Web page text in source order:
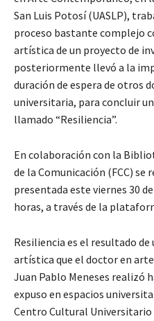
San Luis Potosí (UASLP),
proceso bastante complejo
artística de un proyecto de
posteriormente llevó a la
duración de espera de otros
universitaria, para concluir
llamado “Resiliencia”.
En colaboración con la
de la Comunicación (FCC) se
presentada este viernes 30
horas, a través de la
Resiliencia es el resultado
artística que el doctor en
Juan Pablo Meneses realizó
expuso en espacios
Centro Cultural Universitario